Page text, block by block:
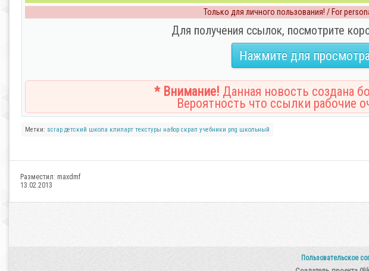
Только для личного пользования! / For
Для получения ссылок, посмотрите
Нажмите для
* Внимание! Данная новость создана
Вероятность что ссылки рабочие
Метки: scrap детский школа клипарт текстуры набор скрап учебники png школьный
Разместил: maxdmf
13.02.2013
Пользовательское